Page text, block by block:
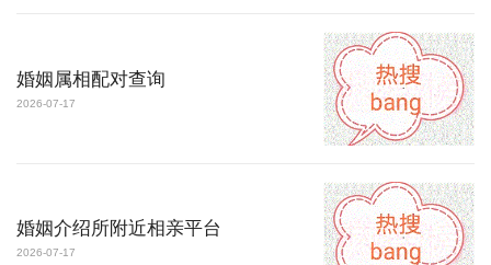
婚姻属相配对查询
2026-07-17
婚姻介绍所附近相亲平台
2026-07-17